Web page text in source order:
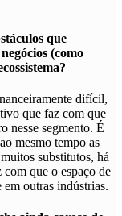
que
(como
difícil,
que faz com que
nesse segmento. É
mesmo tempo as
substitutos, há
que o espaço de
outras indústrias.